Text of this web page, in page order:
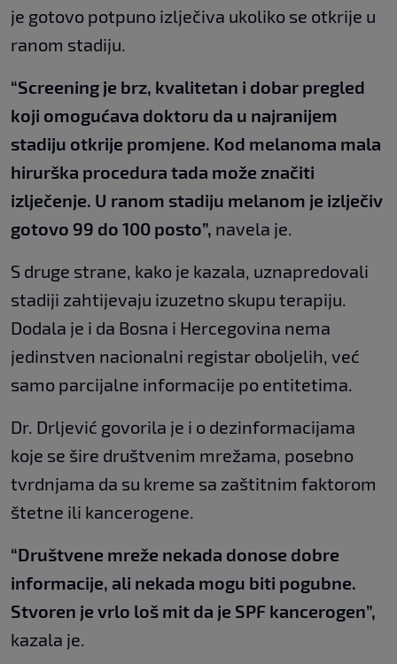
je gotovo potpuno izlječiva ukoliko se otkrije u
ranom stadiju.
“Screening je brz, kvalitetan i dobar pregled
koji omogućava doktoru da u najranijem
stadiju otkrije promjene. Kod melanoma mala
hirurška procedura tada može značiti
izlječenje. U ranom stadiju melanom je izlječiv
gotovo 99 do 100 posto”, navela je.
S druge strane, kako je kazala, uznapredovali
stadiji zahtijevaju izuzetno skupu terapiju.
Dodala je i da Bosna i Hercegovina nema
jedinstven nacionalni registar oboljelih, već
samo parcijalne informacije po entitetima.
Dr. Drljević govorila je i o dezinformacijama
koje se šire društvenim mrežama, posebno
tvrdnjama da su kreme sa zaštitnim faktorom
štetne ili kancerogene.
“Društvene mreže nekada donose dobre
informacije, ali nekada mogu biti pogubne.
Stvoren je vrlo loš mit da je SPF kancerogen”,
kazala je.